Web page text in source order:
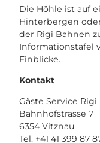
Die Höhle ist auf
Hinterbergen
der Rigi Bahnen
Informationstafel
Einblicke.
Kontakt
Gäste Service Rigi
Bahnhofstrasse 7
6354 Vitznau
Tel. +41 41 399 87